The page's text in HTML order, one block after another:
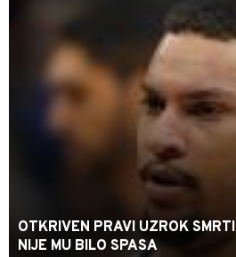
OTKRIVEN PRAVI UZROK
NIJE MU BILO SPASA